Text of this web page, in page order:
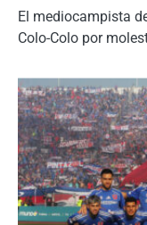
El mediocampista
Colo-Colo por